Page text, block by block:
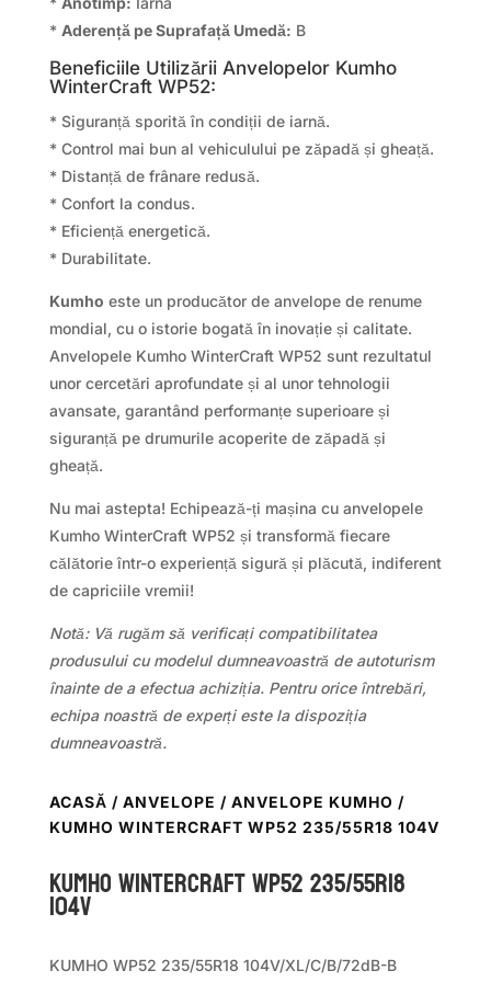
* Aderență pe Suprafață Umedă: B
Beneficiile Utilizării Anvelopelor Kumho
WinterCraft WP52:
* Siguranță sporită în condiții de iarnă.
* Control mai bun al vehiculului pe zăpadă și gheață.
* Distanță de frânare redusă.
* Confort la condus.
* Eficiență energetică.
* Durabilitate.
Kumho este un producător de anvelope de renume
mondial, cu o istorie bogată în inovație și calitate.
Anvelopele Kumho WinterCraft WP52 sunt rezultatul
unor cercetări aprofundate și al unor tehnologii
avansate, garantând performanțe superioare și
siguranță pe drumurile acoperite de zăpadă și
gheață.
Nu mai astepta! Echipează-ți mașina cu anvelopele
Kumho WinterCraft WP52 și transformă fiecare
călătorie într-o experiență sigură și plăcută, indiferent
de capriciile vremii!
Notă: Vă rugăm să verificați compatibilitatea
produsului cu modelul dumneavoastră de autoturism
înainte de a efectua achiziția. Pentru orice întrebări,
echipa noastră de experți este la dispoziția
dumneavoastră.
ACASĂ / ANVELOPE / ANVELOPE KUMHO /
KUMHO WINTERCRAFT WP52 235/55R18 104V
Kumho WINTERCRAFT WP52 235/55R18
104V
KUMHO WP52 235/55R18 104V/XL/C/B/72dB-B